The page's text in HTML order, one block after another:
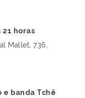
21 horas
Mallet, 736,
e banda Tchê